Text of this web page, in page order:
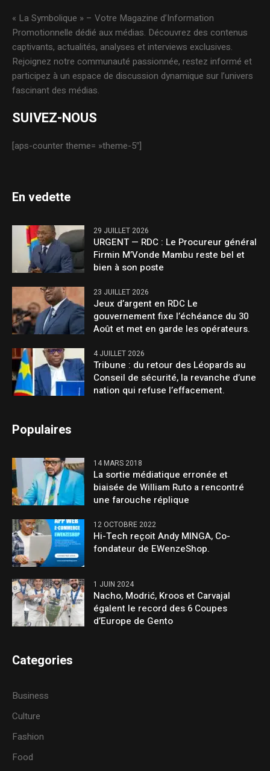
« La Symbolique » – Votre Magazine d’Information
Promotionnelle dédié aux médias. Découvrez des contenus
captivants, actualités, analyses et interviews exclusives.
Rejoignez notre communauté passionnée, restez informé et
participez à un espace de discussion dynamique sur l’univers
fascinant des médias.
SUIVEZ-NOUS
[aps-counter theme= »theme-5″]
En vedette
29 JUILLET 2026
URGENT — RDC : Le Procureur général
Firmin M’Vonde Mambu reste bel et
bien à son poste
23 JUILLET 2026
Jeux d’argent en RDC Le
gouvernement fixe l’échéance du 30
Août et met en garde les opérateurs.
4 JUILLET 2026
Tribune : du retour des Léopards au
Conseil de sécurité, la revanche d’une
nation qui refuse l’effacement.
Populaires
14 MARS 2018
La sortie médiatique erronée et
biaisée de William Ruto a rencontré
une farouche réplique
12 OCTOBRE 2022
Hi-Tech reçoit Andy MINGA, Co-
fondateur de EWenzeShop.
1 JUIN 2024
Nacho, Modrić, Kroos et Carvajal
égalent le record des 6 Coupes
d’Europe de Gento
Categories
Business
Culture
Fashion
Food